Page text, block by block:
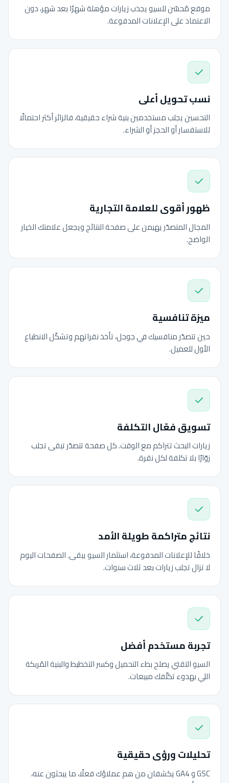
موقع مُحسّن للسيو يجذب زيارات مؤهلة شهرًا بعد شهر، دون
الاعتماد على الإعلانات المدفوعة.
نسب تحويل أعلى
التحسين يجلب مستخدمين بنية شراء حقيقية، فالزائر أكثر احتمالًا
للاستفسار أو الحجز أو الشراء.
ظهور أقوى للعلامة التجارية
المجال المتصدّر يهيمن على صفحة النتائج ويجعل علامتك الخيار
الواضح.
ميزة تنافسية
حين تتصدّر منافسيك في جوجل، تأخذ نقراتهم وتشكّل الانطباع
الأول للعميل.
تسويق فعّال التكلفة
زيارات البحث تتراكم مع الوقت. كل صفحة تتصدّر تبقى تجلب
زوّارًا بلا تكلفة لكل نقرة.
نتائج متراكمة طويلة الأمد
خلافًا للإعلانات المدفوعة، استثمار السيو يبقى. الصفحات اليوم
لا تزال تجلب زيارات بعد ثلاث سنوات.
تجربة مستخدم أفضل
السيو التقني يصلح بطء التحميل وكسر التخطيط والبنية المُربكة
اللي بهدوء تكلّفك مبيعات.
تحليلات ورؤى حقيقية
GSC و GA4 يكشفان من هم عملاؤك فعلًا، ما يبحثون عنه،